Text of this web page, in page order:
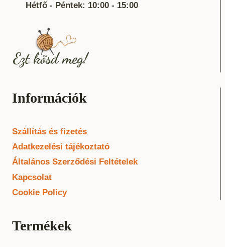
Hétfő - Péntek: 10:00 - 15:00
Információk
Szállítás és fizetés
Adatkezelési tájékoztató
Általános Szerződési Feltételek
Kapcsolat
Cookie Policy
Termékek